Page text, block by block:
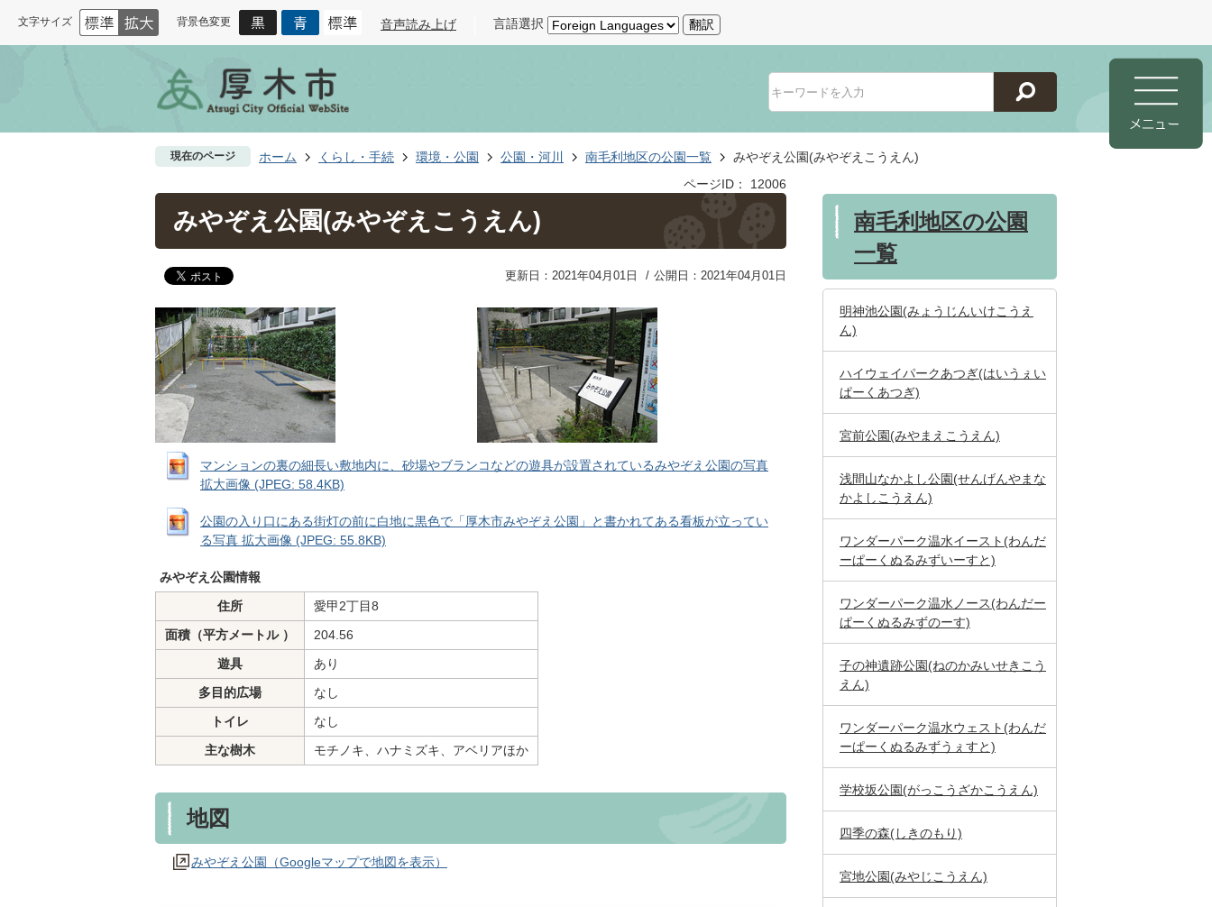
文字サイズ 背景色変更 音声読み上げ 言語選択 翻訳
現在のページ ホーム くらし・手続 環境・公園 公園・河川 南毛利地区の公園一覧
みやぞえ公園(みやぞえこうえん)
ページID：
12006
みやぞえ公園(みやぞえこうえん)
更新日：2021年04月01日 公開日：2021年04月01日
マンションの裏の細長い敷地内に、砂場やブランコなどの遊具が設置されているみやぞえ公園の写真
拡大画像 (JPEG: 58.4KB)
公園の入り口にある街灯の前に白地に黒色で「厚木市みやぞえ公園」と書かれてある看板が立ってい
る写真 拡大画像 (JPEG: 55.8KB)
みやぞえ公園情報
住所
愛甲2丁目8
面積（平方メートル ）
204.56
遊具
あり
多目的広場
なし
トイレ
なし
主な樹木
モチノキ、ハナミズキ、アベリアほか
地図
みやぞえ公園（Googleマップで地図を表示）
南毛利地区の公園
一覧
明神池公園(みょうじんいけこうえ
ん)
ハイウェイパークあつぎ(はいうぇい
ぱーくあつぎ)
宮前公園(みやまえこうえん)
浅間山なかよし公園(せんげんやまな
かよしこうえん)
ワンダーパーク温水イースト(わんだ
ーぱーくぬるみずいーすと)
ワンダーパーク温水ノース(わんだー
ぱーくぬるみずのーす)
子の神遺跡公園(ねのかみいせきこう
えん)
ワンダーパーク温水ウェスト(わんだ
ーぱーくぬるみずうぇすと)
学校坂公園(がっこうざかこうえん)
四季の森(しきのもり)
宮地公園(みやじこうえん)